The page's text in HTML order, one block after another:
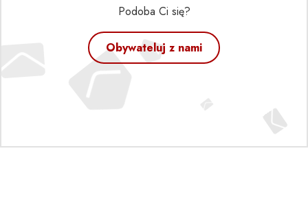
Podoba Ci się?
Obywateluj z nami